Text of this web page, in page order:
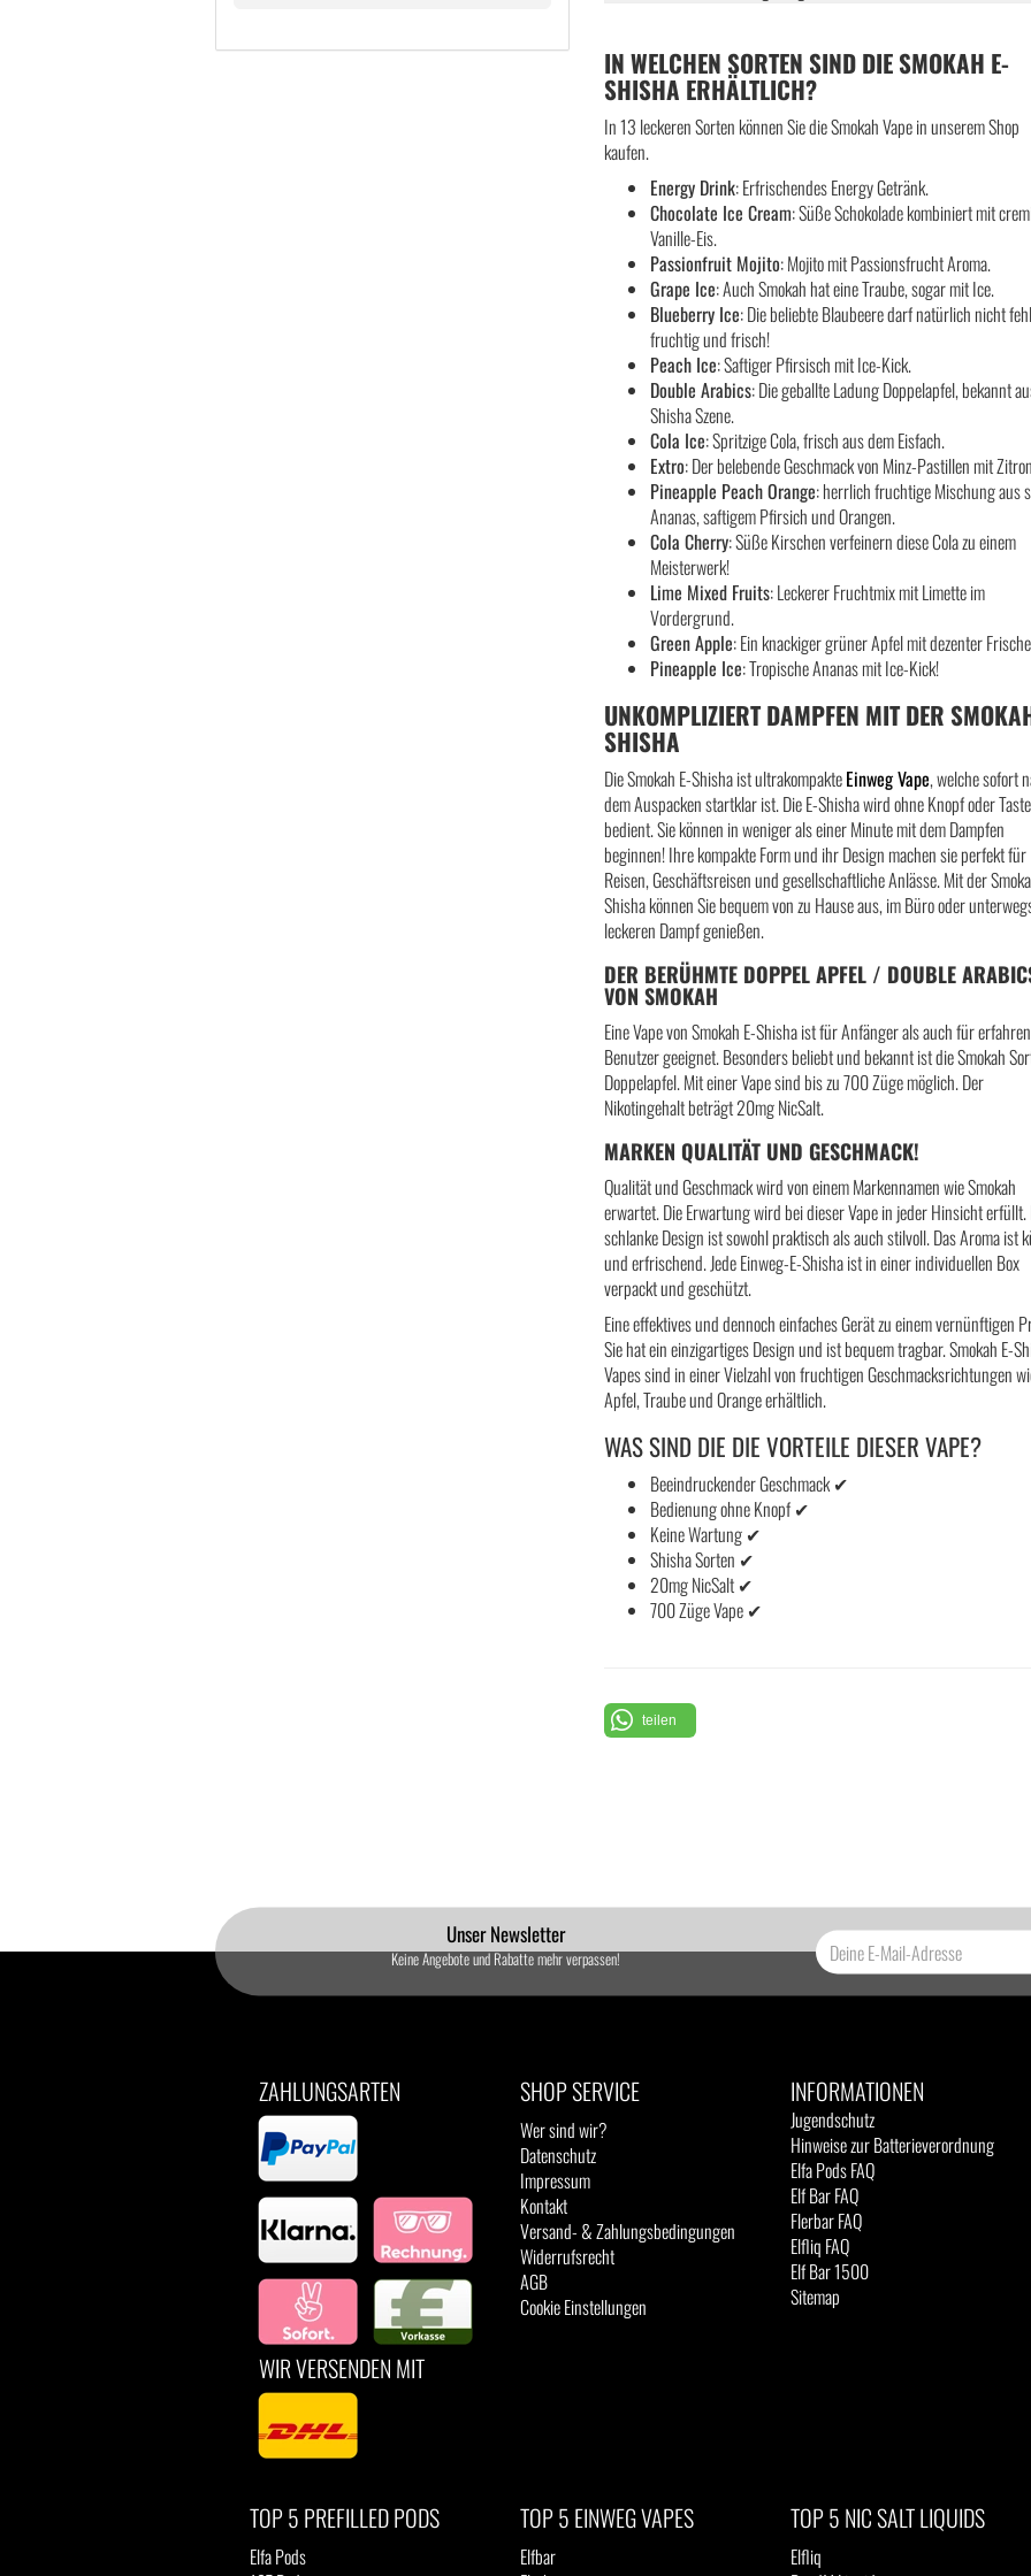
IN WELCHEN SORTEN SIND DIE SMOKAH E-
SHISHA ERHÄLTLICH?
In 13 leckeren Sorten können Sie die Smokah Vape in unserem Shop
kaufen.
Energy Drink: Erfrischendes Energy Getränk.
Chocolate Ice Cream: Süße Schokolade kombiniert mit
Vanille-Eis.
Passionfruit Mojito: Mojito mit Passionsfrucht Aroma.
Grape Ice: Auch Smokah hat eine Traube, sogar mit Ice.
Blueberry Ice: Die beliebte Blaubeere darf natürlich nicht
fruchtig und frisch!
Peach Ice: Saftiger Pfirsisch mit Ice-Kick.
Double Arabics: Die geballte Ladung Doppelapfel, bekannt
Shisha Szene.
Cola Ice: Spritzige Cola, frisch aus dem Eisfach.
Extro: Der belebende Geschmack von Minz-Pastillen mit
Pineapple Peach Orange: herrlich fruchtige Mischung aus
Ananas, saftigem Pfirsich und Orangen.
Cola Cherry: Süße Kirschen verfeinern diese Cola zu einem
Meisterwerk!
Lime Mixed Fruits: Leckerer Fruchtmix mit Limette im
Vordergrund.
Green Apple: Ein knackiger grüner Apfel mit dezenter
Pineapple Ice: Tropische Ananas mit Ice-Kick!
UNKOMPLIZIERT DAMPFEN MIT DER
SHISHA
Die Smokah E-Shisha ist ultrakompakteEinweg Vape, welche sofort
dem Auspacken startklar ist. Die E-Shisha wird ohne Knopf oder Taste
bedient. Sie können in weniger als einer Minute mit dem Dampfen
beginnen! Ihre kompakte Form und ihr Design machen sie perfekt für
Reisen, Geschäftsreisen und gesellschaftliche Anlässe. Mit der
Shisha können Sie bequem von zu Hause aus, im Büro oder
leckeren Dampf genießen.
DER BERÜHMTE DOPPEL APFEL / DOUBLE
VON SMOKAH
Eine Vape von Smokah E-Shisha ist für Anfänger als auch für
Benutzer geeignet. Besonders beliebt und bekannt ist die Smokah
Doppelapfel. Mit einer Vape sind bis zu 700 Züge möglich. Der
Nikotingehalt beträgt 20mg NicSalt.
MARKEN QUALITÄT UND GESCHMACK!
Qualität und Geschmack wird von einem Markennamen wie Smokah
erwartet. Die Erwartung wird bei dieser Vape in jeder Hinsicht erfüllt.
schlanke Design ist sowohl praktisch als auch stilvoll. Das Aroma ist
und erfrischend. Jede Einweg-E-Shisha ist in einer individuellen Box
verpackt und geschützt.
Eine effektives und dennoch einfaches Gerät zu einem vernünftigen
Sie hat ein einzigartiges Design und ist bequem tragbar. Smokah E-
Vapes sind in einer Vielzahl von fruchtigen Geschmacksrichtungen
Apfel, Traube und Orange erhältlich.
WAS SIND DIE DIE VORTEILE DIESER VAPE?
Beeindruckender Geschmack ✔
Bedienung ohne Knopf ✔
Keine Wartung ✔
Shisha Sorten ✔
20mg NicSalt ✔
700 Züge Vape ✔
teilen
Unser Newsletter
Keine Angebote und Rabatte mehr verpassen!
ZAHLUNGSARTEN
WIR VERSENDEN MIT
SHOP SERVICE
Wer sind wir?
Datenschutz
Impressum
Kontakt
Versand- & Zahlungsbedingungen
Widerrufsrecht
AGB
Cookie Einstellungen
INFORMATIONEN
Jugendschutz
Hinweise zur Batterieverordnung
Elfa Pods FAQ
Elf Bar FAQ
Flerbar FAQ
Elfliq FAQ
Elf Bar 1500
Sitemap
TOP 5 PREFILLED PODS
Elfa Pods
TOP 5 EINWEG VAPES
Elfbar
TOP 5 NIC SALT LIQUIDS
Elfliq